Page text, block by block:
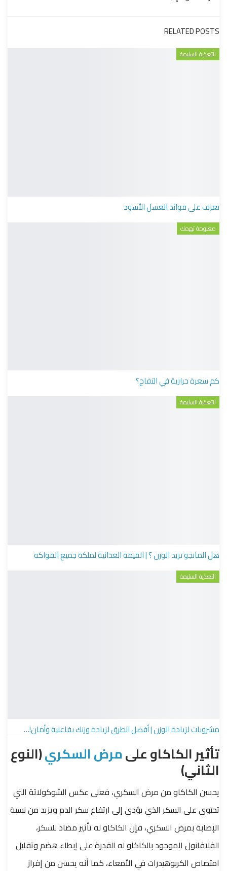
RELATED POSTS
التغذية السليمة
تعرف على فوائد العسل الأسود
معلومة تهمك
كم سعرة حرارية في التفاح؟
التغذية السليمة
هل المانجو تزيد الوزن ؟ | القيمة الغذائية لملكة جميع الفواكه
التغذية السليمة
مشروبات لزيادة الوزن | أفضل الطرق لزيادة وزنك بفاعلية وأمان!…
تأثير الكاكاو علىمرض السكري(النوع
الثاني)
يحسن الكاكاو من مرض السكري، فعلى عكس الشوكولاتة التي
تحتوي على السكر الذي يؤدي إلى ارتفاع سكر الدم ويزيد من نسبة
الإصابة بمرض السكري، فإن الكاكاو له تأثير مضاد للسكر،
الفلافانول الموجود بالكاكاو له القدرة على إبطاء هضم وتقليل
امتصاص الكربوهيدرات في الأمعاء، كما أنه يحسن من إفراز